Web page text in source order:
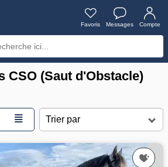
Favoris Messages Compte
CSO (Saut d'Obstacle)
≣